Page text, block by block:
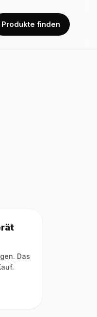
Produkte finden
Das